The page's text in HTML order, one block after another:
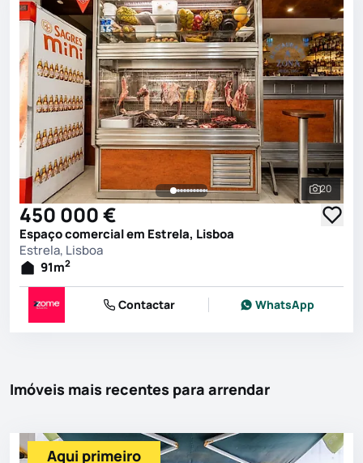
Ver
20
450 000 €
Espaço comercial em Estrela, Lisboa
Estrela, Lisboa
91m2
Contactar WhatsApp
Imóveis mais recentes para arrendar
Aqui primeiro